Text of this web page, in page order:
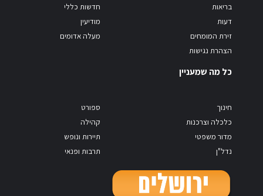
בריאות
דעות
זירת המומחים
הצהרת נגישות
חדשות כללי
מודיעין
מעלה אדומים
כל מה שמעניין
חינוך
כלכלה וצרכנות
מדור משפטי
נדל"ן
ספורט
קהילה
תיירות ונופש
תרבות ופנאי